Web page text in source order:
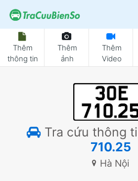
Thêm
thông tin
Thêm
ảnh
Thêm
Video
Tra cứu thông
710.25
Hà Nội